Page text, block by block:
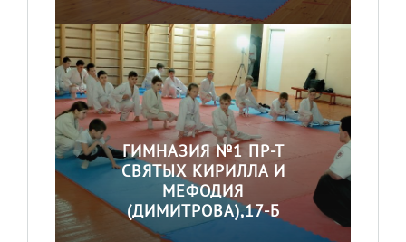
ГИМНАЗИЯ №1 ПР-Т
СВЯТЫХ КИРИЛЛА И
МЕФОДИЯ
(ДИМИТРОВА),17-Б